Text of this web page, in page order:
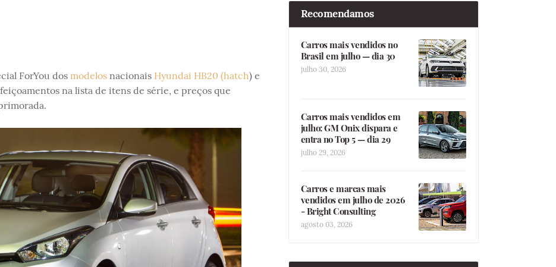
ForYou dos modelosnacionais Hyundai HB20 (hatch) e
na lista de itens de série, e preços que
Recomendamos
Carros mais vendidos no
Brasil em julho — dia 30
julho 30, 2026
Carros mais vendidos em
julho: GM Onix dispara e
entra no Top 5 — dia 29
julho 29, 2026
Carros e marcas mais
vendidos em julho de 2026
- Bright Consulting
agosto 03, 2026